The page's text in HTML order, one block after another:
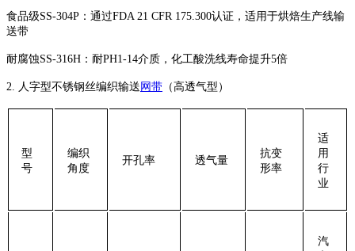
‌食品级SS-304P‌：通过FDA 21 CFR 175.300认证，适用于烘焙生产线输
送带
‌耐腐蚀SS-316H‌：耐PH1-14介质，化工酸洗线寿命提升5倍
2. ‌人字型不锈钢丝编织输送 网带 （高透气型）‌
型
号
编织
角度
开孔率 透气量
抗变
形率
适
用
行
业
汽